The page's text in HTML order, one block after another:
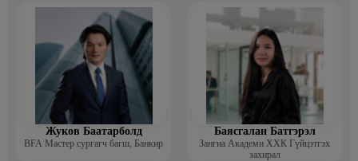
Жуков Баатарболд
BFA Мастер сургагч багш, Банкир
Баясгалан Батгэрэл
Зангиа Академи ХХК Гүйцэтгэх
захирал